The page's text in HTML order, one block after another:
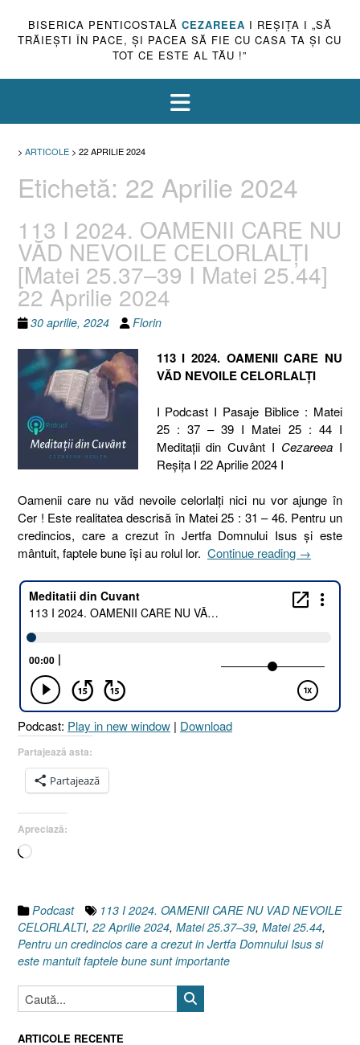
BISERICA PENTICOSTALĂ CEZAREEA I REŞIŢA I „SĂ
TRĂIEŞTI ÎN PACE, ŞI PACEA SĂ FIE CU CASA TA ŞI CU
TOT CE ESTE AL TĂU !”
> ARTICOLE > 22 APRILIE 2024
Etichetă: 22 Aprilie 2024
113 I 2024. OAMENII CARE NU
VĂD NEVOILE CELORLALȚI
[Matei 25.37–39 I Matei 25.44]
22 Aprilie 2024
30 aprilie, 2024 Florin
113 I 2024. OAMENII CARE NU
VĂD NEVOILE CELORLALȚI
I Podcast I Pasaje Biblice : Matei
25 : 37 – 39 I Matei 25 : 44 I
Meditaţii din Cuvânt I Cezareea I
Reşiţa I 22 Aprilie 2024 I
Oamenii care nu văd nevoile celorlalți nici nu vor ajunge în
Cer ! Este realitatea descrisă în Matei 25 : 31 – 46. Pentru un
credincios, care a crezut în Jertfa Domnului Isus și este
mântuit, faptele bune își au rolul lor. Continue reading „113
2024.
OAMENII
[Matei
→
Podcast: Play in new window | Download
Partajează asta:
Partajează
Apreciază:
Încarc...
Podcast
113 I 2024. OAMENII CARE NU VAD NEVOILE
CELORLALTI, 22 Aprilie 2024, Matei 25.37–39, Matei 25.44,
Pentru un credincios care a crezut in Jertfa Domnului Isus si
este mantuit faptele bune sunt importante
ARTICOLE RECENTE